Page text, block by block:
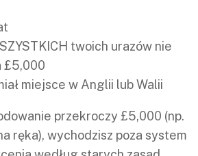
twoich urazów nie
£5,000
miejsce w Anglii lub Walii
przekroczy £5,000 (np.
ręka), wychodzisz poza system